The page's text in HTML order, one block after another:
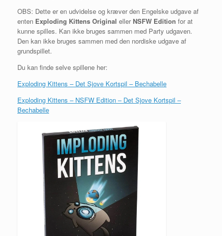
OBS: Dette er en udvidelse og kræver den Engelske udgave af
enten Exploding Kittens Original eller NSFW Edition for at
kunne spilles. Kan ikke bruges sammen med Party udgaven.
Den kan ikke bruges sammen med den nordiske udgave af
grundspillet.
Du kan finde selve spillene her:
Exploding Kittens – Det Sjove Kortspil – Bechabelle
Exploding Kittens – NSFW Edition – Det Sjove Kortspil –
Bechabelle